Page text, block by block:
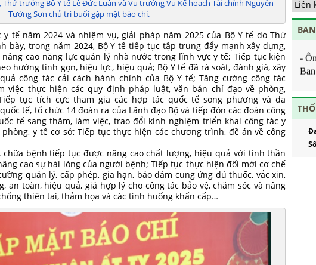
trưởng Bộ Y tế Lê Đức Luận và Vụ trưởng Vụ Kế hoạch Tài chính Nguyễn
Tường Sơn chủ trì buổi gặp mặt báo chí.
y tế năm 2024 và nhiệm vụ, giải pháp năm 2025 của Bộ Y tế do Thứ
bày, trong năm 2024, Bộ Y tế tiếp tục tập trung đẩy mạnh xây dựng,
cao năng lực quản lý nhà nước trong lĩnh vực y tế; Tiếp tục kiện
hướng tinh gọn, hiệu lực, hiệu quả; Bộ Y tế đã rà soát, đánh giá, xây
công tác cải cách hành chính của Bộ Y tế; Tăng cường công tác
việc thực hiện các quy định pháp luật, văn bản chỉ đạo về phòng,
tục tích cực tham gia các hợp tác quốc tế song phương và đa
tế, tổ chức 14 đoàn ra của Lãnh đạo Bộ và tiếp đón các đoàn công
tế sang thăm, làm việc, trao đổi kinh nghiệm triển khai công tác y
y tế cơ sở; Tiếp tục thực hiện các chương trình, đề án về công
chữa bệnh tiếp tục được nâng cao chất lượng, hiệu quả với tinh thần
cao sự hài lòng của người bệnh; Tiếp tục thực hiện đối mới cơ chế
quản lý, cấp phép, gia hạn, bảo đảm cung ứng đủ thuốc, vắc xin,
an toàn, hiệu quả, giá hợp lý cho công tác bảo vệ, chăm sóc và nâng
thiên tai, thảm họa và các tình huống khẩn cấp…
-
-